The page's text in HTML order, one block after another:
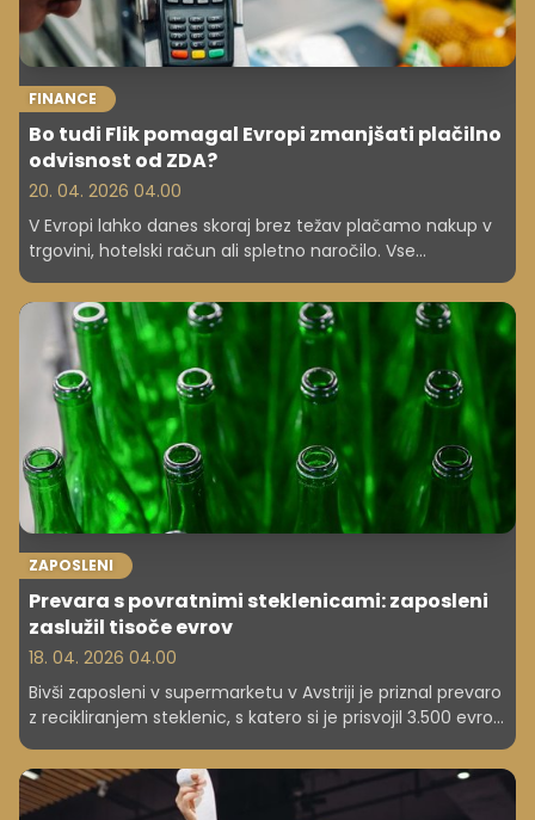
FINANCE
Bo tudi Flik pomagal Evropi zmanjšati plačilno
odvisnost od ZDA?
20. 04. 2026 04.00
V Evropi lahko danes skoraj brez težav plačamo nakup v
trgovini, hotelski račun ali spletno naročilo. Vse
ter nadzoruje podatke in tehnologijo, od katerih je
odvisno vsakdanje plačevanje.
ZAPOSLENI
Prevara s povratnimi steklenicami: zaposleni
zaslužil tisoče evrov
18. 04. 2026 04.00
Bivši zaposleni v supermarketu v Avstriji je priznal prevaro
z recikliranjem steklenic, s katero si je prisvojil 3.500 evrov,
skliceval na to, da se je z družino znašel v hudi finančni
stiski.